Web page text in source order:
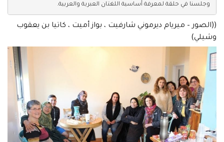
وجلسنا في حلقة لمعرفة أساسية اللغتان العبرية والعربية.
((الصور – ميريام ديرموني شارفيت ، بواز أميت ، كاتيا بن يعقوب
وشيلي)